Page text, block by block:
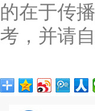
的在于传
考，并请